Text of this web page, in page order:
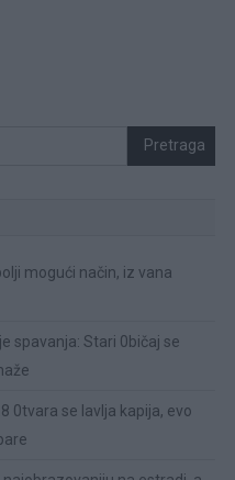
Pretraga
mogući način, iz vana
spavanja: Stari 0bičaj se
0tvara se lavlja kapija, evo